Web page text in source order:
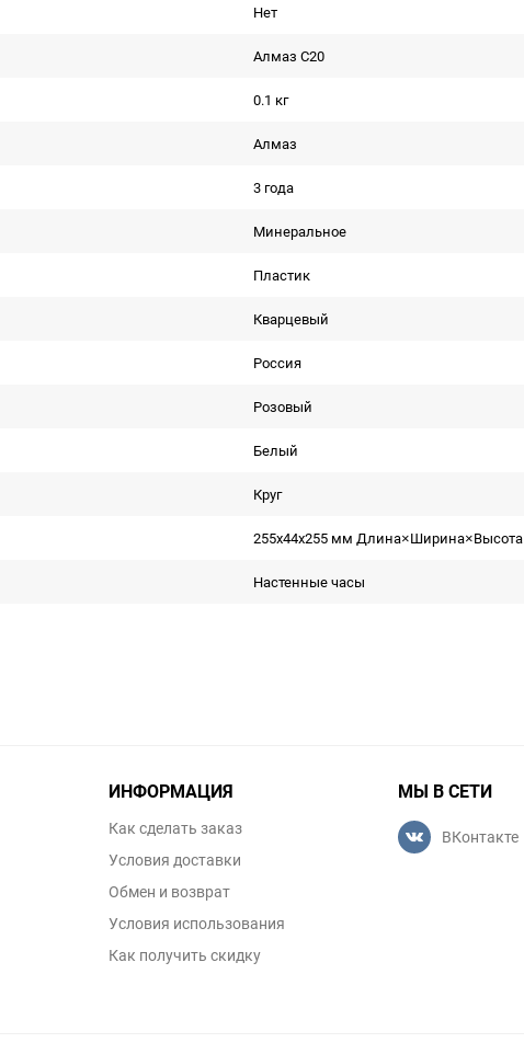
Нет
Алмаз С20
0.1 кг
Алмаз
3 года
Минеральное
Пластик
Кварцевый
Россия
Розовый
Белый
Круг
255x44x255 мм Длина×Ширина×Высота
Настенные часы
ИНФОРМАЦИЯ
Как сделать заказ
Условия доставки
Обмен и возврат
Условия использования
Как получить скидку
МЫ В СЕТИ
ВКонтакте